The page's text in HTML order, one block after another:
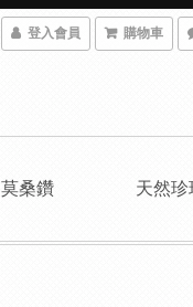
登入會員 購物車
莫桑鑽 天然珍